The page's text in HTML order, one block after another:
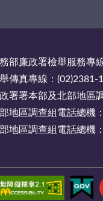
部廉政署檢舉服務專
傳真專線：(02)2381-
署署本部及北部地區
地區調查組電話總機
地區調查組電話總機